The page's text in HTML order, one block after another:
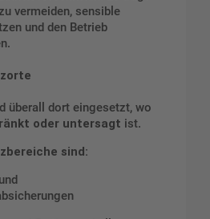
vermeiden, sensible
und den Betrieb
überall dort eingesetzt, wo
oder untersagt ist.
sind: